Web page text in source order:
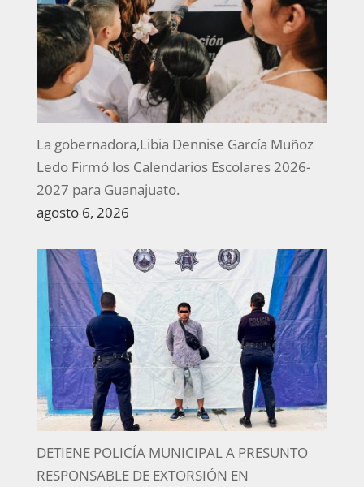
La gobernadora,Libia Dennise García Muñoz
Ledo Firmó los Calendarios Escolares 2026-
2027 para Guanajuato.
agosto 6, 2026
DETIENE POLICÍA MUNICIPAL A PRESUNTO
RESPONSABLE DE EXTORSIÓN EN